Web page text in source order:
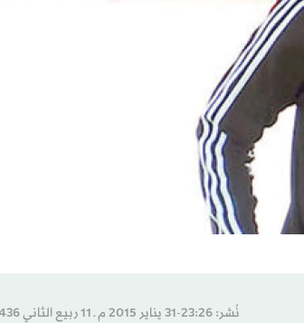
نُشر: 23:26-31 يناير 2015 م ـ 11 ربيع الثاني 1436 هـ